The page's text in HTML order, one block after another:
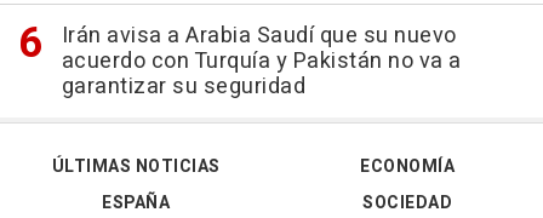
Irán avisa a Arabia Saudí que su nuevo
acuerdo con Turquía y Pakistán no va a
garantizar su seguridad
ÚLTIMAS NOTICIAS
ESPAÑA
ECONOMÍA
SOCIEDAD